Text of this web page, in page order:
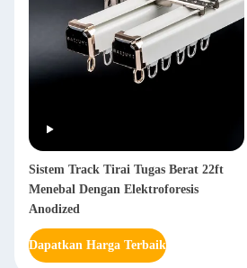
Sistem Track Tirai Tugas Berat 22ft
Menebal Dengan Elektroforesis
Anodized
Dapatkan Harga Terbaik